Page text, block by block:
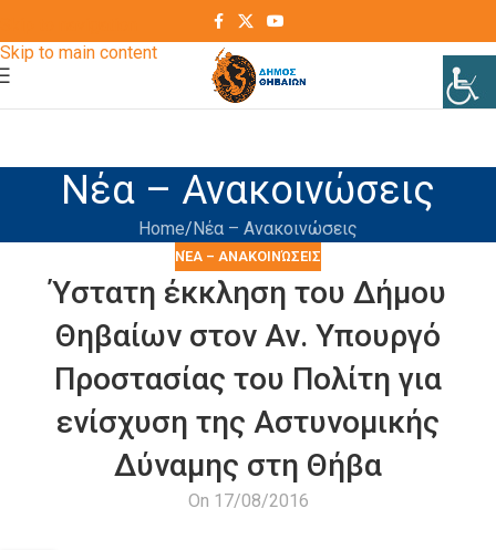
Skip to main content
Νέα – Ανακοινώσεις
Home Νέα – Ανακοινώσεις
ΝΈΑ – ΑΝΑΚΟΙΝΏΣΕΙΣ
Ύστατη έκκληση του Δήμου
Θηβαίων στον Αν. Υπουργό
Προστασίας του Πολίτη για
ενίσχυση της Αστυνομικής
Δύναμης στη Θήβα
On 17/08/2016